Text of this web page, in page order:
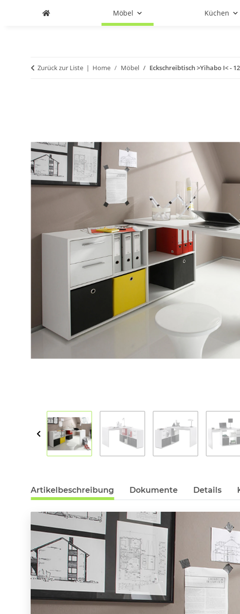
Möbel Küchen
Zurück zur Liste Home Möbel Eckschreibtisch >Yihabo I< -
Artikelbeschreibung Dokumente Details